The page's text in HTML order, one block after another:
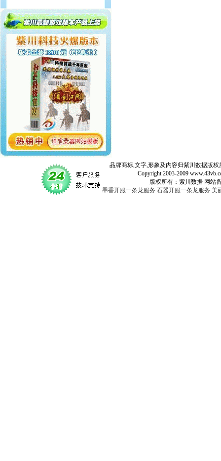
品牌商标,文字,形象及内容归紫川数据版权
Copyright 2003-2009 www.43vb.com
版权所有：紫川数据 网站备案登
墨香开服一条龙服务 石器开服一条龙服务 美